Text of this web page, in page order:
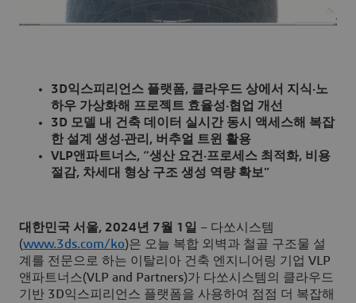
3D익스피리언스 플랫폼, 클라우드 상에서 지식·노
하우 가상화해 프로젝트 효율성·협업 개선
3D 모델 내 건축 데이터 실시간 동시 액세스해 복잡
한 설계 생성·관리, 버추얼 트윈 활용
VLP앤파트너스, “생산 요건·프로세스 최적화, 비용
절감, 차세대 형상 구조 생성 역량 확보”
대한민국 서울, 2024년 7월 1일 – 다쏘시스템
(www.3ds.com/ko)은 오늘 복합 외벽과 철골 구조물 설
계를 전문으로 하는 이탈리아 건축 엔지니어링 기업 VLP
앤파트너스(VLP and Partners)가 다쏘시스템의 클라우드
기반 3D익스피리언스 플랫폼을 사용하여 점점 더 복잡해